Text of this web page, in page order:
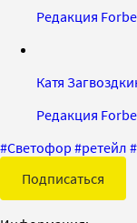
Редакция
Катя
Редакция
#Светофор #ретейл #
Подписаться